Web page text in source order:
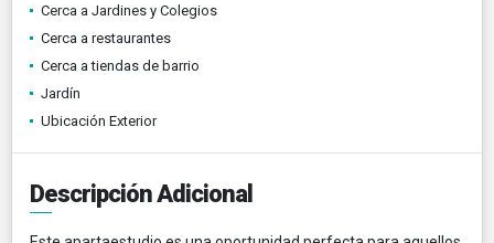
Cerca a Jardines y Colegios
Cerca a restaurantes
Cerca a tiendas de barrio
Jardín
Ubicación Exterior
Descripción Adicional